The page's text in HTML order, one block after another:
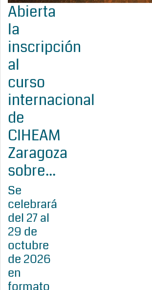
Abierta
la
inscripción
al
curso
internacional
de
CIHEAM
Zaragoza
sobre...
Se
celebrará
del 27 al
29 de
octubre
de 2026
en
formato